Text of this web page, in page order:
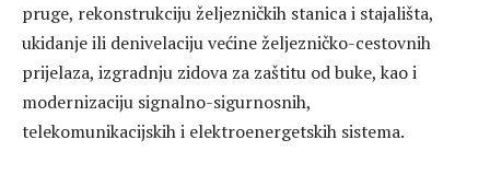
pruge, rekonstrukciju željezničkih stanica i stajališta,
ukidanje ili denivelaciju većine željezničko-cestovnih
prijelaza, izgradnju zidova za zaštitu od buke, kao i
modernizaciju signalno-sigurnosnih,
telekomunikacijskih i elektroenergetskih sistema.